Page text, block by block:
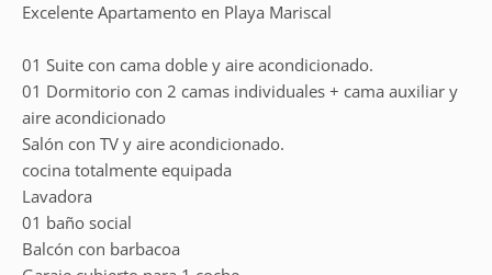
Excelente Apartamento en Playa Mariscal
01 Suite con cama doble y aire acondicionado.
01 Dormitorio con 2 camas individuales + cama auxiliar y
aire acondicionado
Salón con TV y aire acondicionado.
cocina totalmente equipada
Lavadora
01 baño social
Balcón con barbacoa